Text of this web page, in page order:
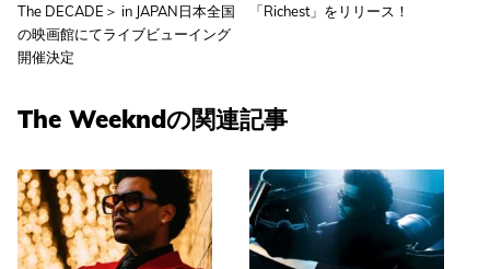
The DECADE＞ in JAPAN日本全国
の映画館にてライブビューイング
開催決定
「Richest」をリリース！
The Weekndの関連記事